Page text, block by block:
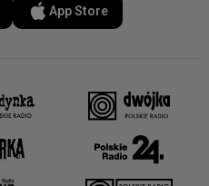
App Store